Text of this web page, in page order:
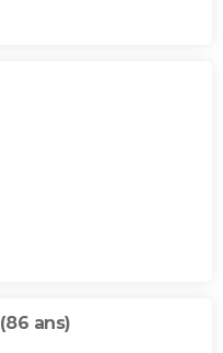
(86 ans)